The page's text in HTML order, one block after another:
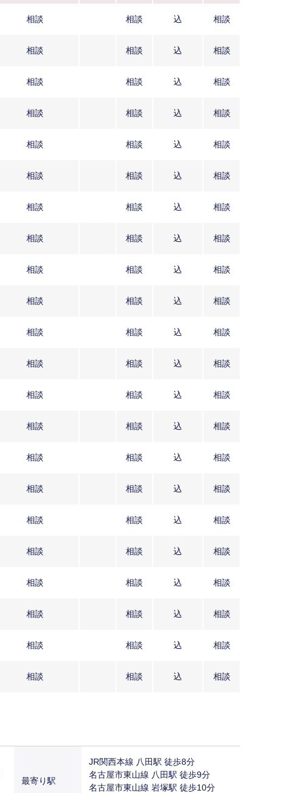
相談 相談 込 相談
相談 相談 込 相談
相談 相談 込 相談
相談 相談 込 相談
相談 相談 込 相談
相談 相談 込 相談
相談 相談 込 相談
相談 相談 込 相談
相談 相談 込 相談
相談 相談 込 相談
相談 相談 込 相談
相談 相談 込 相談
相談 相談 込 相談
相談 相談 込 相談
相談 相談 込 相談
相談 相談 込 相談
相談 相談 込 相談
相談 相談 込 相談
相談 相談 込 相談
相談 相談 込 相談
相談 相談 込 相談
相談 相談 込 相談
最寄り駅
JR関西本線 八田駅 徒歩8分
名古屋市東山線 八田駅 徒歩9分
名古屋市東山線 岩塚駅 徒歩10分